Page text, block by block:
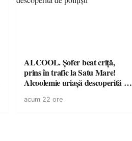
ALCOOL. Șofer beat criță,
prins în trafic la Satu Mare!
Alcoolemie uriașă descoperită de
acum 22 ore